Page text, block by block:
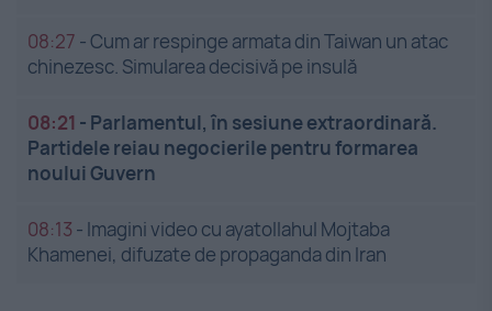
08:27 -Cum ar respinge armata din Taiwan un atac
chinezesc. Simularea decisivă pe insulă
08:21 - Parlamentul, în sesiune extraordinară.
Partidele reiau negocierile pentru formarea
noului Guvern
08:13 - Imagini video cu ayatollahul Mojtaba
Khamenei, difuzate de propaganda din Iran